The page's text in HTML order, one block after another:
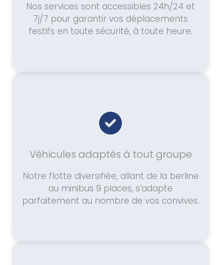
Nos services sont accessibles 24h/24 et
7j/7 pour garantir vos déplacements
festifs en toute sécurité, à toute heure.
Véhicules adaptés à tout groupe
Notre flotte diversifiée, allant de la berline
au minibus 9 places, s’adapte
parfaitement au nombre de vos convives.